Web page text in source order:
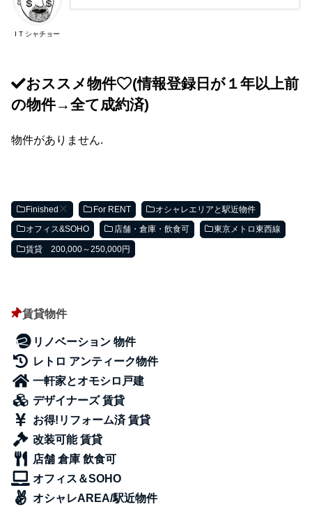
I T シャチョー
おススメ物件
(情報登録日が１年以上前
の物件→全て成約済)
物件がありません.
Finished For RENT オシャレエリアと駅近物件
オフィス&SOHO 店舗・倉庫・飲食可 東京メトロ東西線
賃貸 200,000～250,000円
賃貸物件
リノベーション 物件
レトロ アンティーク物件
一軒家とオモシロ戸建
デザイナーズ 賃貸
お得!リフォーム済 賃貸
改装可能 賃貸
店舗 倉庫 飲食可
オフィス＆SOHO
オシャレAREA/駅近物件